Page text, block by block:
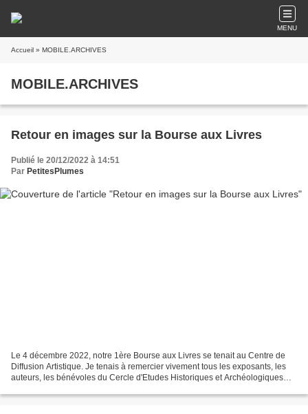
MENU
Accueil » MOBILE.ARCHIVES
MOBILE.ARCHIVES
Retour en images sur la Bourse aux Livres
Publié le 20/12/2022 à 14:51
Par PetitesPlumes
Le 4 décembre 2022, notre 1ère Bourse aux Livres se tenait au Centre de
Diffusion Artistique. Je tenais à remercier vivement tous les exposants, les
auteurs, les bénévoles du Cercle d'Etudes Historiques et Archéologiques